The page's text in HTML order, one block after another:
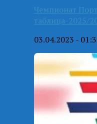
Чемпионат
таблица-2025/
03.04.2023 -